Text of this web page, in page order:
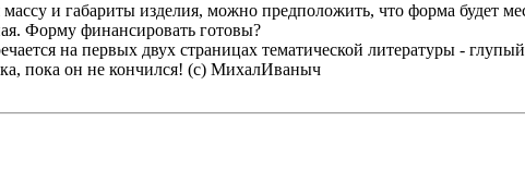
и габариты изделия, можно предположить, что форма будет
Форму финансировать готовы?
на первых двух страницах тематической литературы -
пока он не кончился! (с) МихалИваныч